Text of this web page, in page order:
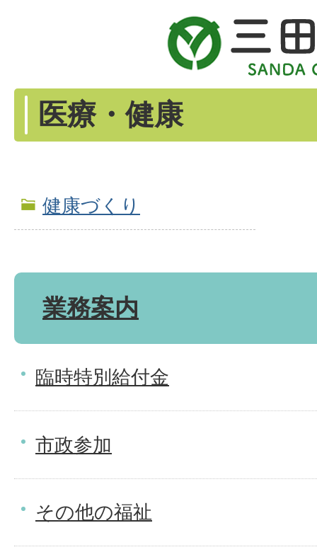
医療・健康
健康づくり
業務案内
臨時特別給付金
市政参加
その他の福祉